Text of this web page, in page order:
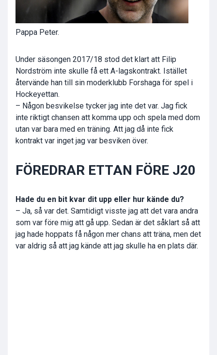
Pappa Peter.
Under säsongen 2017/18 stod det klart att Filip
Nordström inte skulle få ett A-lagskontrakt. Istället
återvände han till sin moderklubb Forshaga för spel i
Hockeyettan.
– Någon besvikelse tycker jag inte det var. Jag fick
inte riktigt chansen att komma upp och spela med dom
utan var bara med en träning. Att jag då inte fick
kontrakt var inget jag var besviken över.
FÖREDRAR ETTAN FÖRE J20
Hade du en bit kvar dit upp eller hur kände du?
– Ja, så var det. Samtidigt visste jag att det vara andra
som var före mig att gå upp. Sedan är det såklart så att
jag hade hoppats få någon mer chans att träna, men det
var aldrig så att jag kände att jag skulle ha en plats där.